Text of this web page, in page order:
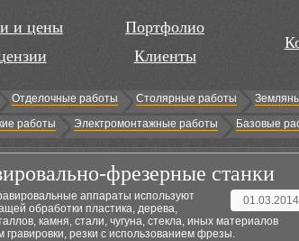
и цены
Портфолио
Клиенты
Отделочные работы Столярные работы
работы Электромонтажные работы Базовые
фрезерные станки
01.03.2014
аппараты используют
обработки пластика, дерева,
камня, стали, чугуна, стекла, иных материалов
гравировки, резки с использованием фрезы.